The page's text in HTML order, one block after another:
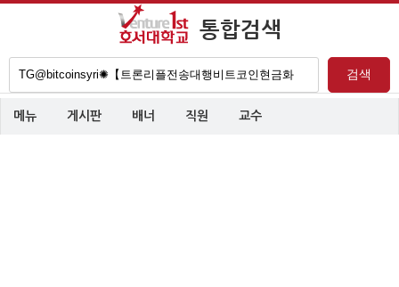
통합검색
검색
메뉴 게시판 배너 직원 교수